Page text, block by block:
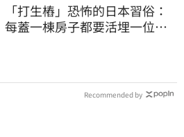
「打生樁」恐怖的日本習俗：
每蓋一棟房子都要活埋一位少
Recommended by